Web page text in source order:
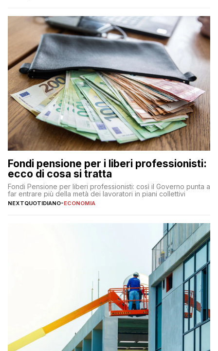
Fondi pensione per i liberi professionisti:
ecco di cosa si tratta
Fondi Pensione per liberi professionisti: così il Governo punta a
far entrare più della metà dei lavoratori in piani collettivi
NEXTQUOTIDIANO-ECONOMIA